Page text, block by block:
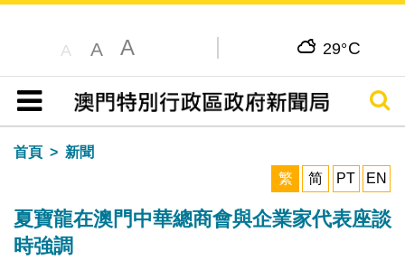
A A A 29°C
目錄
搜尋
首頁
新聞
繁
简 PT EN
夏寶龍在澳門中華總商會與企業家代表座談
時強調